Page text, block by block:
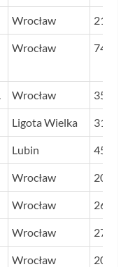
Wrocław 21
Wrocław 74
Wrocław 35
Ligota Wielka 31
Lubin 45
Wrocław 20
Wrocław 26
Wrocław 27
Wrocław 20